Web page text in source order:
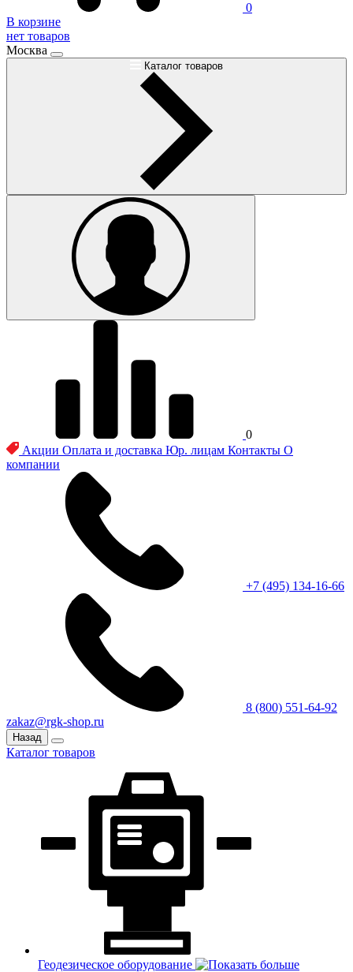
0
В корзине
нет товаров
Москва
Каталог товаров
0
Акции Оплата и доставка Юр. лицам Контакты О
компании
+7 (495) 134-16-66
8 (800) 551-64-92
zakaz@rgk-shop.ru
Назад
Каталог товаров
Геодезическое оборудование